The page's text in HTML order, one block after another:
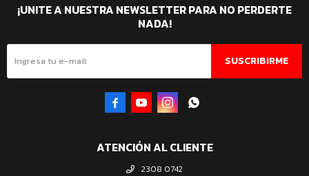
ATENCIÓN AL CLIENTE
2308 0742
¡UNITE A NUESTRA NEWSLETTER PARA NO PERDERTE
NADA!
SUSCRIBIRME
   